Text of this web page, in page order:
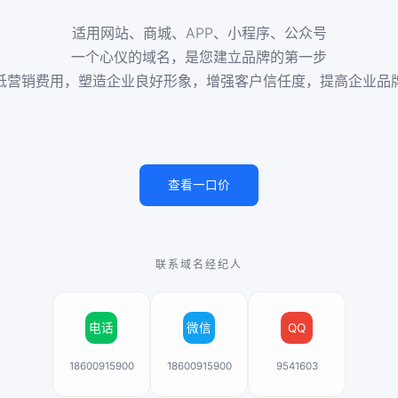
适用网站、商城、APP、小程序、公众号
一个心仪的域名，是您建立品牌的第一步
营销费用，塑造企业良好形象，增强客户信任度，提高企业品
查看一口价
联系域名经纪人
电话
18600915900
微信
18600915900
QQ
9541603